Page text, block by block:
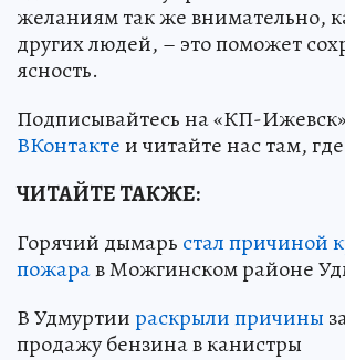
желаниям так же внимательно,
других людей, – это поможет
ясность.
Подписывайтесь на «КП-
ВКонтактеи читайте нас там,
ЧИТАЙТЕ ТАКЖЕ:
Горячий дымарь стал причиной
пожарав Можгинском районе
В Удмуртиираскрыли причины
продажу бензина в канистры